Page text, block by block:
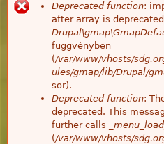
Hibaüzenet
Deprecated function:
after array is
függvényben
(/var/www/vhosts/
ules/gmap/lib/Drupal/
sor).
Deprecated function:
deprecated. This
further calls
(/var/www/vhosts/